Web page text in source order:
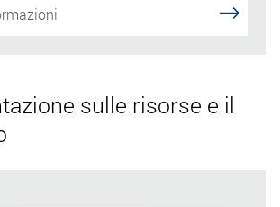
sulle risorse e il